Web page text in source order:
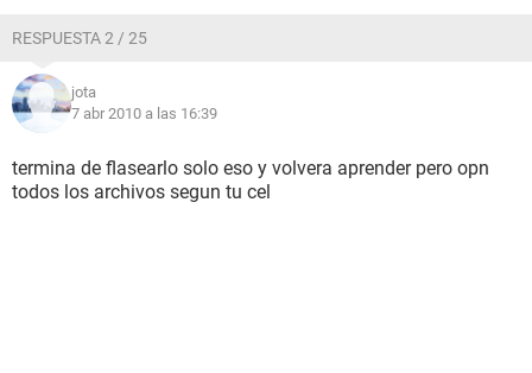
RESPUESTA 2 / 25
jota
7 abr 2010 a las 16:39
termina de flasearlo solo eso y volvera aprender pero opn
todos los archivos segun tu cel